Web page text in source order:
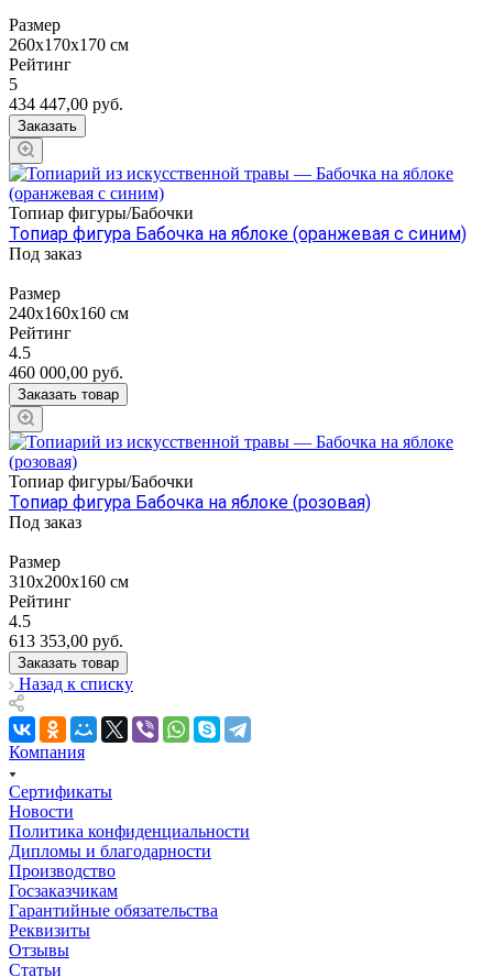
Размер
260х170х170 см
Рейтинг
5
434 447,00 руб.
Заказать
Топиар фигуры/Бабочки
Топиар фигура Бабочка на яблоке (оранжевая с синим)
Под заказ
Размер
240х160х160 см
Рейтинг
4.5
460 000,00 руб.
Заказать товар
Топиар фигуры/Бабочки
Топиар фигура Бабочка на яблоке (розовая)
Под заказ
Размер
310х200х160 см
Рейтинг
4.5
613 353,00 руб.
Заказать товар
Назад к списку
Компания
Сертификаты
Новости
Политика конфиденциальности
Дипломы и благодарности
Производство
Госзаказчикам
Гарантийные обязательства
Реквизиты
Отзывы
Статьи